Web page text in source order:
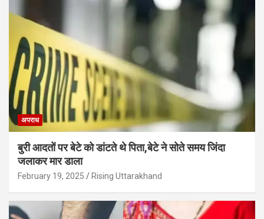
अपराध
बुरी आदतों पर बेटे को डांटते थे पिता,बेटे ने सोते समय जिंदा
जलाकर मार डाला
February 19, 2025 Rising Uttarakhand